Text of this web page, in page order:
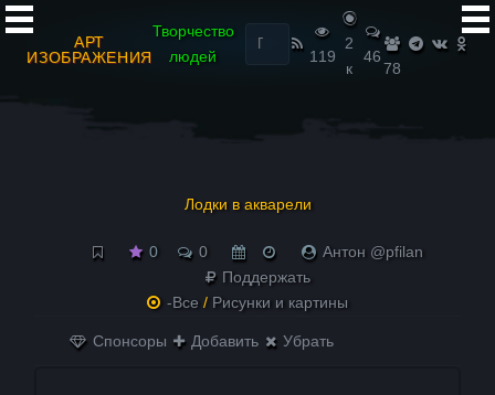
АРТ
ИЗОБРАЖЕНИЯ
Творчество
людей
Найти:
119
2
к
46
78
Лодки в акварели
0 0
Антон @pfilan
Поддержать
-Все / Рисунки и картины
Спонсоры Добавить Убрать